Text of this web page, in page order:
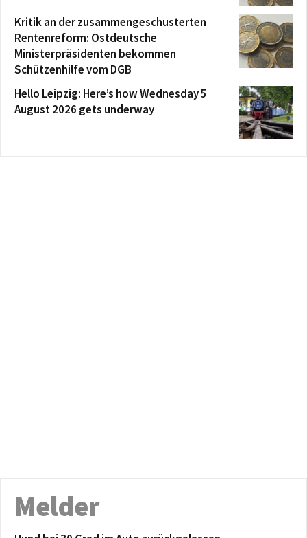
Kritik an der zusammengeschusterten
Rentenreform: Ostdeutsche
Ministerpräsidenten bekommen
Schützenhilfe vom DGB
Hello Leipzig: Here’s how Wednesday 5
August 2026 gets underway
Melder